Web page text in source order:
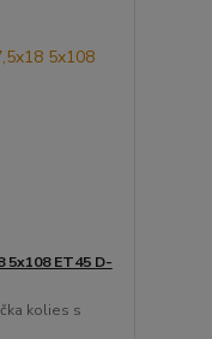
5x108 ET45 D-
kolies s